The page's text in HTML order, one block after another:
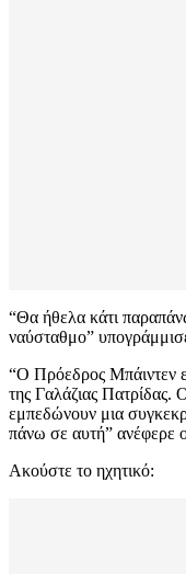
“Θα ήθελα κάτι
ναύσταθμο”
“Ο Πρόεδρος Μπάιντεν
της Γαλάζιας Πατρίδας.
εμπεδώνουν μια
πάνω σε αυτή” ανέφερε
Ακούστε το ηχητικό: